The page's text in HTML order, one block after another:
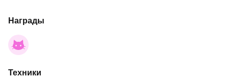
Награды
Техники